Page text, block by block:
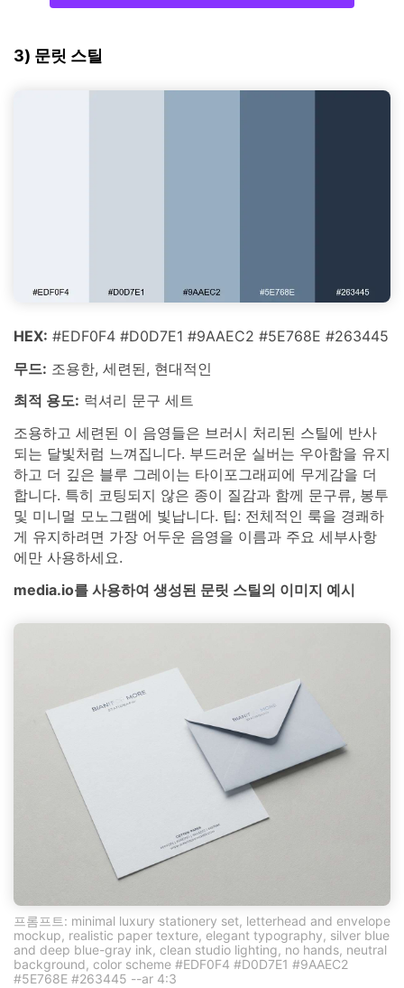
3) 문릿 스틸
HEX: #EDF0F4 #D0D7E1 #9AAEC2 #5E768E #263445
무드: 조용한, 세련된, 현대적인
최적 용도: 럭셔리 문구 세트
조용하고 세련된 이 음영들은 브러시 처리된 스틸에 반사
되는 달빛처럼 느껴집니다. 부드러운 실버는 우아함을 유지
하고 더 깊은 블루 그레이는 타이포그래피에 무게감을 더
합니다. 특히 코팅되지 않은 종이 질감과 함께 문구류, 봉투
및 미니멀 모노그램에 빛납니다. 팁: 전체적인 룩을 경쾌하
게 유지하려면 가장 어두운 음영을 이름과 주요 세부사항
에만 사용하세요.
media.io를 사용하여 생성된 문릿 스틸의 이미지 예시
프롬프트: minimal luxury stationery set, letterhead and envelope
mockup, realistic paper texture, elegant typography, silver blue
and deep blue-gray ink, clean studio lighting, no hands, neutral
background, color scheme #EDF0F4 #D0D7E1 #9AAEC2
#5E768E #263445 --ar 4:3